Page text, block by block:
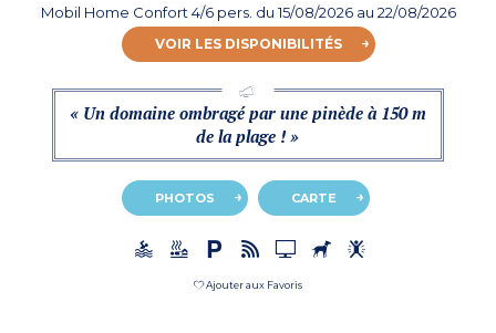
Mobil Home Confort 4/6 pers. du15/08/2026au 22/08/2026
VOIR LES DISPONIBILITÉS
« Un domaine ombragé par une pinède à 150 m
de la plage ! »
PHOTOS CARTE
Ajouter aux Favoris